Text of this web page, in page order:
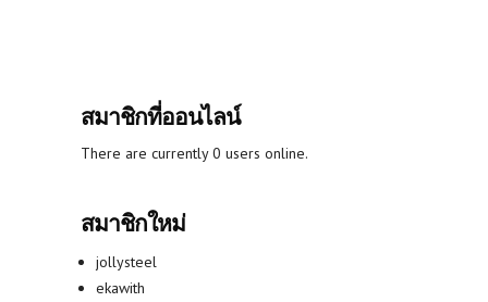
สมาชิกที่ออนไลน์
There are currently 0 users online.
สมาชิกใหม่
jollysteel
ekawith